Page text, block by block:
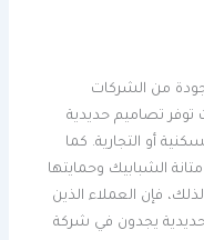
من الشركات
تصاميم حديدية
أو التجارية. كما
الشبابيك وحمايتها
فإن العملاء الذين
يجدون في شركة